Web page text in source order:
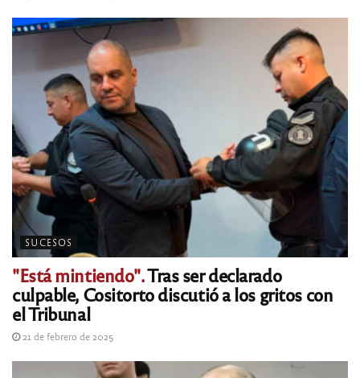
SUCESOS
"Está mintiendo".Tras ser declarado
culpable, Cositorto discutió a los gritos con
el Tribunal
21 de febrero de 2025